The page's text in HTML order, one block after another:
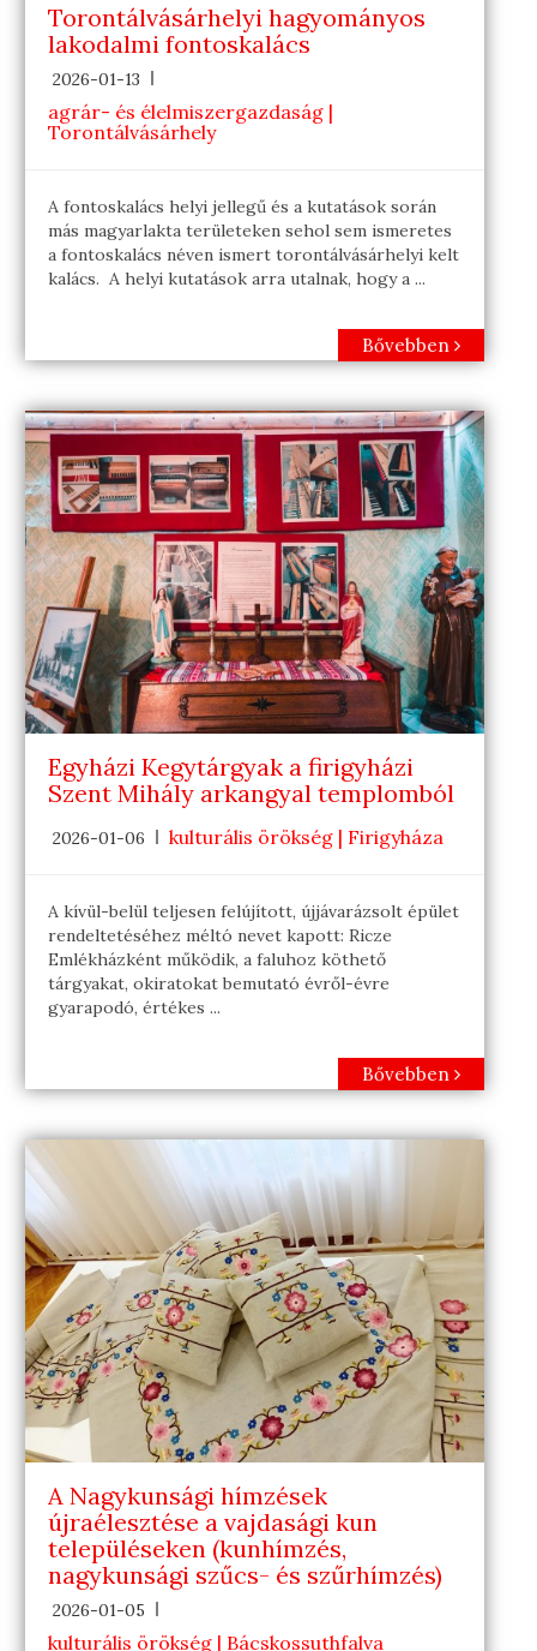
Torontálvásárhelyi hagyományos
lakodalmi fontoskalács
2026-01-13
agrár- és élelmiszergazdaság |
Torontálvásárhely
A fontoskalács helyi jellegű és a kutatások során
más magyarlakta területeken sehol sem ismeretes
a fontoskalács néven ismert torontálvásárhelyi kelt
kalács. A helyi kutatások arra utalnak, hogy a ...
Bővebben
Egyházi Kegytárgyak a firigyházi
Szent Mihály arkangyal templomból
2026-01-06 kulturális örökség | Firigyháza
A kívül-belül teljesen felújított, újjávarázsolt épület
rendeltetéséhez méltó nevet kapott: Ricze
Emlékházként működik, a faluhoz köthető
tárgyakat, okiratokat bemutató évről-évre
gyarapodó, értékes ...
Bővebben
A Nagykunsági hímzések
újraélesztése a vajdasági kun
településeken (kunhímzés,
nagykunsági szűcs- és szűrhímzés)
2026-01-05
kulturális örökség | Bácskossuthfalva